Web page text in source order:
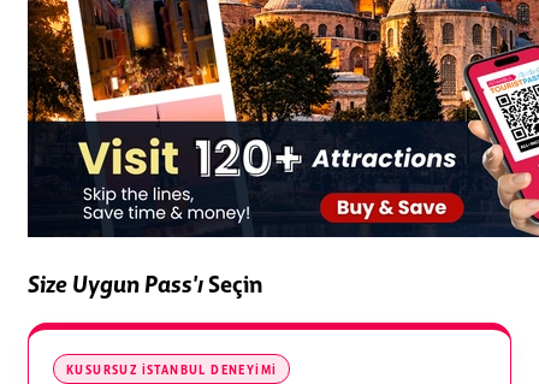
Size Uygun Pass'ıSeçin
KUSURSUZ İSTANBUL DENEYIMI